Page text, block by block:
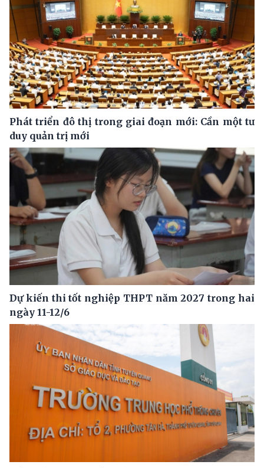
Phát triển đô thị trong giai đoạn mới: Cần một tư
duy quản trị mới
Dự kiến thi tốt nghiệp THPT năm 2027 trong hai
ngày 11-12/6